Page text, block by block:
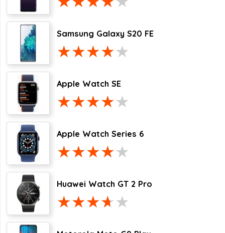
Samsung Galaxy S20 FE
Apple Watch SE
Apple Watch Series 6
Huawei Watch GT 2 Pro